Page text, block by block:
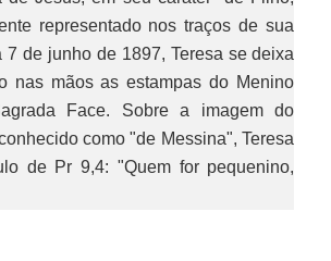
representado nos traços de sua
7 de junho de 1897, Teresa se deixa
nas mãos as estampas do Menino
Face. Sobre a imagem do
como "de Messina", Teresa
de Pr 9,4: "Quem for pequenino,